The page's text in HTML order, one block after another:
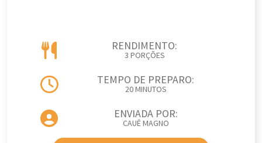
RENDIMENTO:
3 PORÇÕES
TEMPO DE PREPARO:
20 MINUTOS
ENVIADA POR:
CAUÊ MAGNO